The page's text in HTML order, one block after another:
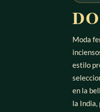
Moda
estilo
en la
la India,